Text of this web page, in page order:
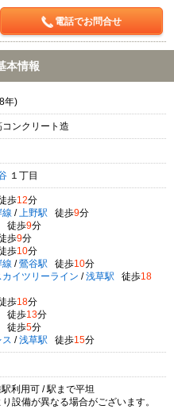
電話でお問合せ
本情報
年)
ンクリート造
１丁目
歩12分
線 / 上野駅 徒歩9分
徒歩9分
歩9分
歩10分
線 / 鶯谷駅 徒歩10分
イツリーライン / 浅草駅 徒歩18
歩18分
徒歩13分
徒歩5分
/ 浅草駅 徒歩15分
利用可 / 駅まで平坦
設備が異なる場合がございます。